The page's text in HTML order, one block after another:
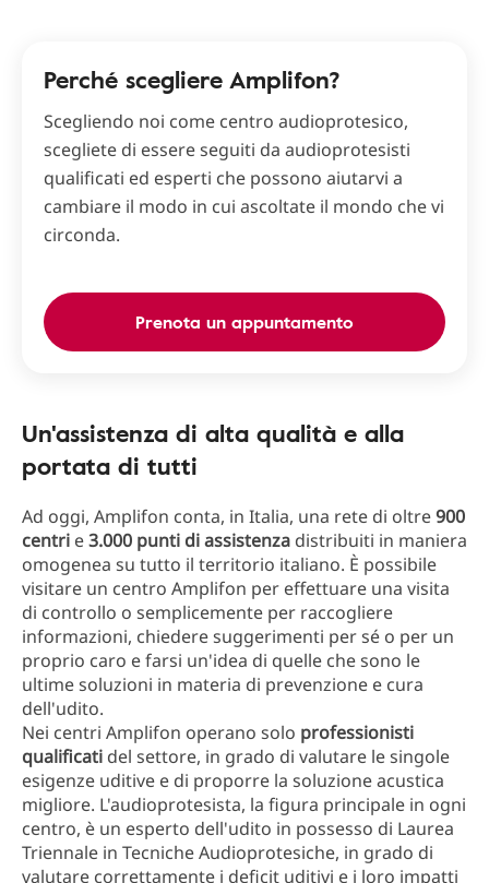
Perché scegliere Amplifon?
Scegliendo noi come centro audioprotesico,
scegliete di essere seguiti da audioprotesisti
qualificati ed esperti che possono aiutarvi a
cambiare il modo in cui ascoltate il mondo che vi
circonda.
Prenota un appuntamento
Un'assistenza di alta qualità e alla
portata di tutti
Ad oggi, Amplifon conta, in Italia, una rete di oltre900
centri e3.000 punti di assistenza distribuiti in maniera
omogenea su tutto il territorio italiano. È possibile
visitare un centro Amplifon per effettuare una visita
di controllo o semplicemente per raccogliere
informazioni, chiedere suggerimenti per sé o per un
proprio caro e farsi un'idea di quelle che sono le
ultime soluzioni in materia di prevenzione e cura
dell'udito.
Nei centri Amplifon operano solo professionisti
qualificati del settore, in grado di valutare le singole
esigenze uditive e di proporre la soluzione acustica
migliore. L'audioprotesista, la figura principale in ogni
centro, è un esperto dell'udito in possesso di Laurea
Triennale in Tecniche Audioprotesiche, in grado di
valutare correttamente i deficit uditivi e i loro impatti